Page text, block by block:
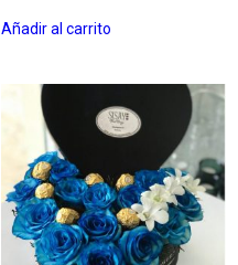
Añadir al carrito